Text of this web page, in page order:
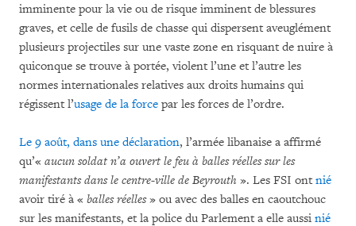
imminente pour la vie ou de risque imminent de blessures
graves, et celle de fusils de chasse qui dispersent aveuglément
plusieurs projectiles sur une vaste zone en risquant de nuire à
quiconque se trouve à portée, violent l’une et l’autre les
normes internationales relatives aux droits humains qui
régissent l’usage de la force par les forces de l’ordre.
Le 9 août, dans une déclaration, l’armée libanaise a affirmé
qu’« aucun soldat n’a ouvert le feu à balles réelles sur les
manifestants dans le centre-ville de Beyrouth ». Les FSI ont nié
avoir tiré à « balles réelles» ou avec des balles en caoutchouc
sur les manifestants, et la police du Parlement a elle aussi nié